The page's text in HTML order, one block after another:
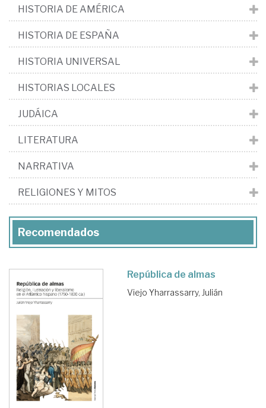
HISTORIA DE AMÉRICA
HISTORIA DE ESPAÑA
HISTORIA UNIVERSAL
HISTORIAS LOCALES
JUDÁICA
LITERATURA
NARRATIVA
RELIGIONES Y MITOS
Recomendados
República de almas
Viejo Yharrassarry, Julián